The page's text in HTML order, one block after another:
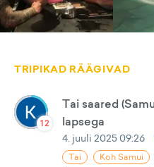
TRIPIKAD RÄÄGIVAD
12
Tai saared
lapsega
4. juuli 2025 09:26
Tai Koh Samui